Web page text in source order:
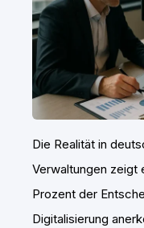
Die Realität in
Verwaltungen zeigt
Prozent der
Digitalisierung